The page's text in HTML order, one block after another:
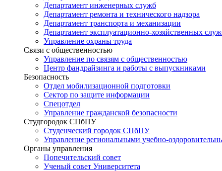
Департамент инженерных служб
Департамент ремонта и технического надзора
Департамент транспорта и механизации
Департамент эксплуатационно-хозяйственных
Управление охраны труда
Связи с общественностью
Управление по связям с общественностью
Центр фандрайзинга и работы с выпускниками
Безопасность
Отдел мобилизационной подготовки
Сектор по защите информации
Спецотдел
Управление гражданской безопасности
Студгородок СПбПУ
Студенческий городок СПбПУ
Управление региональными учебно-
Органы управления
Попечительский совет
Ученый совет Университета